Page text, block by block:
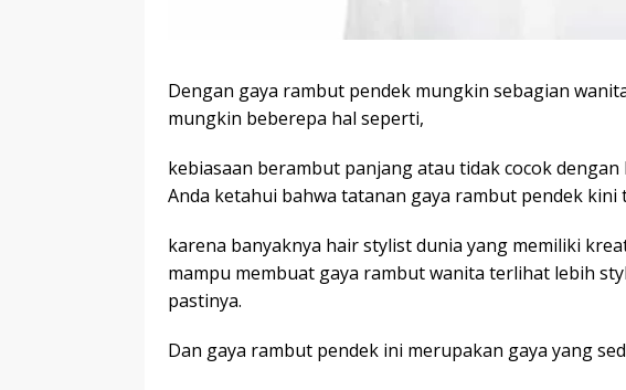
Dengan gaya rambut pendek mungkin sebagian
mungkin beberepa hal seperti,
kebiasaan berambut panjang atau tidak cocok
Anda ketahui bahwa tatanan gaya rambut pendek kini
karena banyaknya hair stylist dunia yang memiliki
mampu membuat gaya rambut wanita terlihat lebih
pastinya.
Dan gaya rambut pendek ini merupakan gaya yang